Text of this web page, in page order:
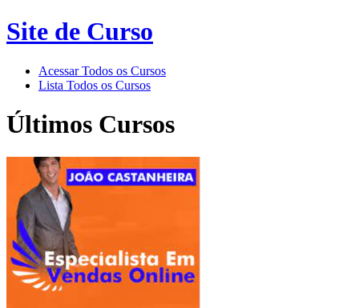
Site de Curso
Acessar Todos os Cursos
Lista Todos os Cursos
Últimos Cursos